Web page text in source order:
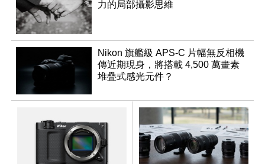
力的局部攝影思維
Nikon 旗艦級 APS-C 片幅無反相機
傳近期現身，將搭載 4,500 萬畫素
堆疊式感光元件？